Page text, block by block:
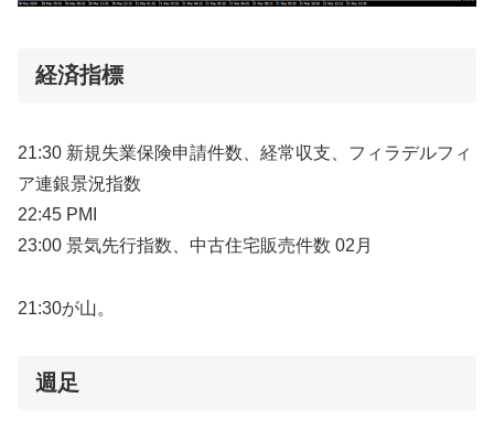
経済指標
21:30 新規失業保険申請件数、経常収支、フィラデルフィ
ア連銀景況指数
22:45 PMI
23:00 景気先行指数、中古住宅販売件数 02月
21:30が山。
週足